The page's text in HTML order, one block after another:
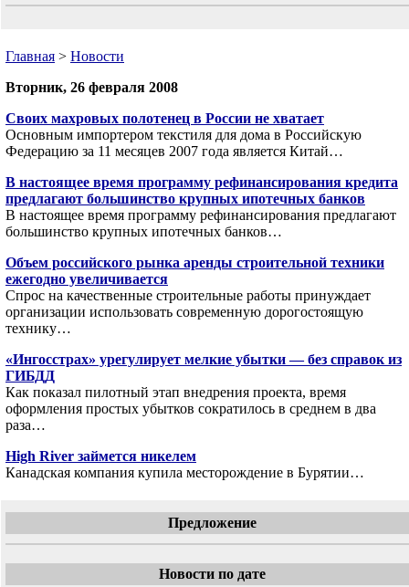
Главная > Новости
Вторник, 26 февраля 2008
Своих махровых полотенец в России не хватает
Основным импортером текстиля для дома в Российскую
Федерацию за 11 месяцев 2007 года является Китай…
В настоящее время программу рефинансирования кредита
предлагают большинство крупных ипотечных банков
В настоящее время программу рефинансирования предлагают
большинство крупных ипотечных банков…
Объем российского рынка аренды строительной техники
ежегодно увеличивается
Спрос на качественные строительные работы принуждает
организации использовать современную дорогостоящую
технику…
«Ингосстрах» урегулирует мелкие убытки — без справок из
ГИБДД
Как показал пилотный этап внедрения проекта, время
оформления простых убытков сократилось в среднем в два
раза…
High River займется никелем
Канадская компания купила месторождение в Бурятии…
Предложение
Новости по дате